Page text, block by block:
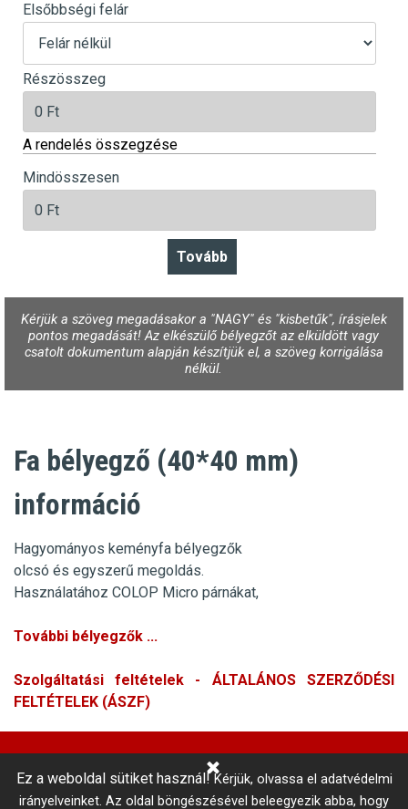
Elsőbbségi felár
Részösszeg
A rendelés összegzése
Mindösszesen
Kérjük a szöveg megadásakor a "NAGY" és "kisbetűk", írásjelek
pontos megadását! Az elkészülő bélyegzőt az elküldött vagy
csatolt dokumentum alapján készítjük el, a szöveg korrigálása
nélkül.
Fa bélyegző (40*40 mm)
információ
Hagyományos keményfa bélyegzők
olcsó és egyszerű megoldás.
Használatához COLOP Micro párnákat,
További bélyegzők ...
Szolgáltatási feltételek - ÁLTALÁNOS SZERZŐDÉSI
FELTÉTELEK (ÁSZF)
Központi Autókulcsmásolás
Ez a weboldal sütiket használ!Kérjük, olvassa el adatvédelmi
irányelveinket. Az oldal böngészésével beleegyezik abba, hogy